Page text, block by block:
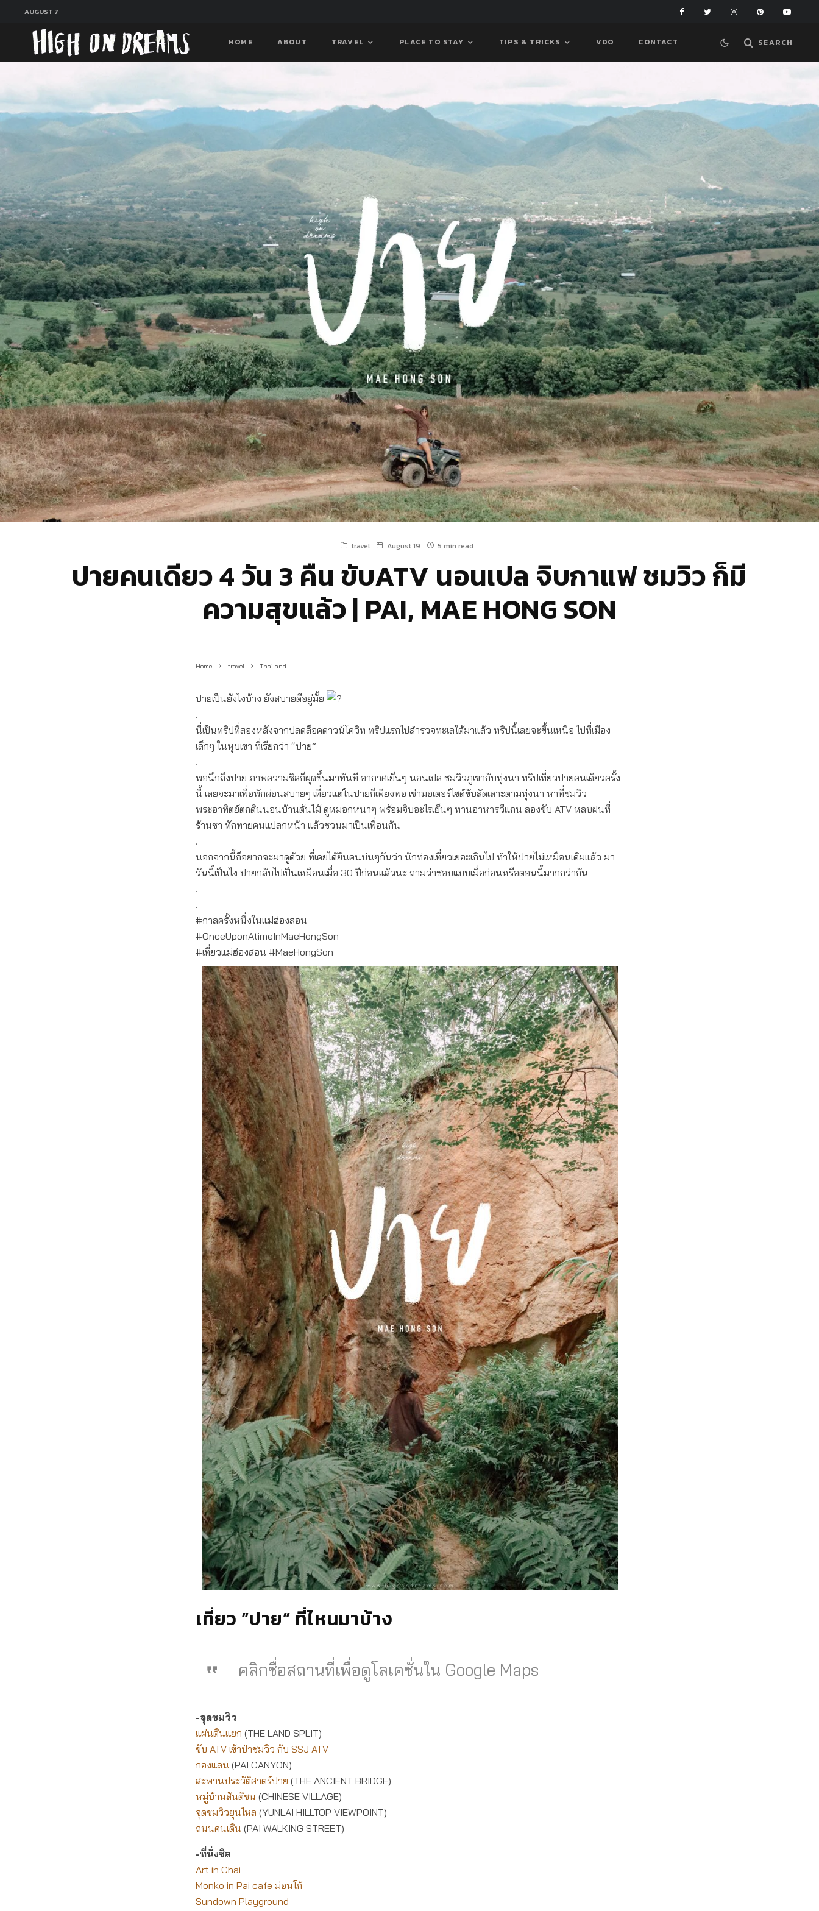
AUGUST 7
HOME ABOUT TRAVEL PLACE TO STAY TIPS & TRICKS VDO CONTACT SEARCH
travel August 19 5 min read
ปายคนเดียว 4 วัน 3 คืน ขับATV นอนเปล จิบกาแฟ ชมวิว ก็มี
ความสุขแล้ว | PAI, MAE HONG SON
Home travel Thailand
ปายเป็นยังไงบ้าง ยังสบายดีอยู่มั้ย
.
นี่เป็นทริปที่สองหลังจากปลดล็อคดาวน์โควิท ทริปแรกไปสำรวจทะเลใต้มาแล้ว ทริปนี้เลยจะขึ้นเหนือ ไปที่เมือง
เล็กๆ ในหุบเขา ที่เรียกว่า “ปาย”
.
พอนึกถึงปาย ภาพความชิลก็ผุดขึ้นมาทันที อากาศเย็นๆ นอนเปล ชมวิวภูเขากับทุ่งนา ทริปเที่ยวปายคนเดียวครั้ง
นี้ เลยจะมาเพื่อพักผ่อนสบายๆ เที่ยวแต่ในปายก็เพียงพอ เช่ามอเตอร์ไซด์ขับลัดเลาะตามทุ่งนา หาที่ชมวิว
พระอาทิตย์ตกดินนอนบ้านต้นไม้ ดูหมอกหนาๆ พร้อมจิบอะไรเย็นๆ ทานอาหารวีแกน ลองขับ ATV หลบฝนที่
ร้านชา ทักทายคนแปลกหน้า แล้วชวนมาเป็นเพื่อนกัน
.
นอกจากนี้ก็อยากจะมาดูด้วย ที่เคยได้ยินคนบ่นๆกันว่า นักท่องเที่ยวเยอะเกินไป ทำให้ปายไม่เหมือนเดิมแล้ว มา
วันนี้เป็นไง ปายกลับไปเป็นเหมือนเมื่อ 30 ปีก่อนแล้วนะ ถามว่าชอบแบบเมื่อก่อนหรือตอนนี้มากกว่ากัน
.
.
#กาลครั้งหนึ่งในแม่ฮ่องสอน
#OnceUponAtimeInMaeHongSon
#เที่ยวแม่ฮ่องสอน #MaeHongSon
เที่ยว “ปาย” ที่ไหนมาบ้าง
คลิกชื่อสถานที่เพื่อดูโลเคชั่นใน Google Maps
-จุดชมวิว
แผ่นดินแยก (THE LAND SPLIT)
ขับ ATV เข้าป่าชมวิว กับ SSJ ATV
กองแลน (PAI CANYON)
สะพานประวัติศาตร์ปาย (THE ANCIENT BRIDGE)
หมู่บ้านสันติชน (CHINESE VILLAGE)
จุดชมวิวยุนไหล (YUNLAI HILLTOP VIEWPOINT)
ถนนคนเดิน (PAI WALKING STREET)
-ที่นั่งชิล
Art in Chai
Monko in Pai cafe ม่อนโก้
Sundown Playground